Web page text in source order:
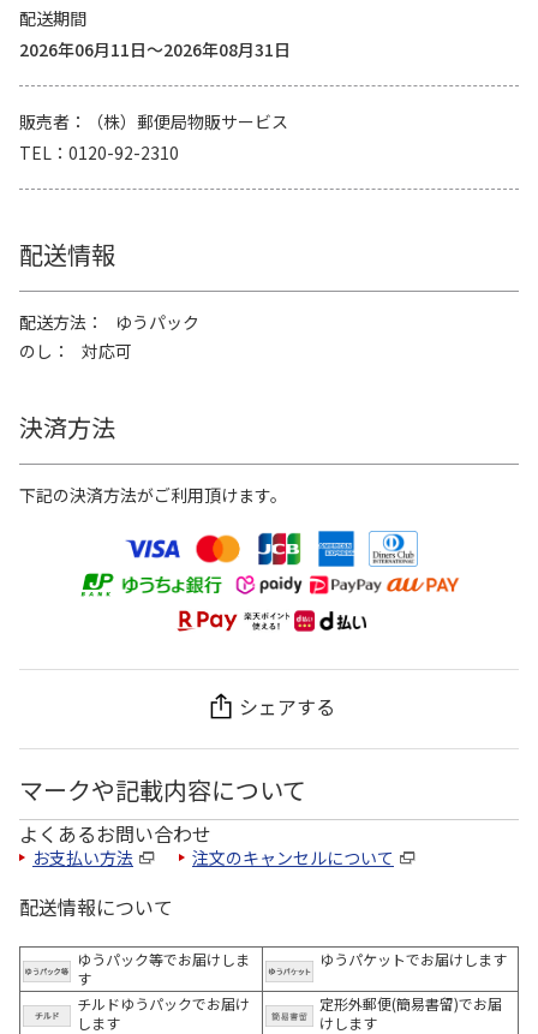
配送期間
2026年06月11日～2026年08月31日
販売者
（株）郵便局物販サービス
TEL
0120-92-2310
配送情報
配送方法
ゆうパック
のし
対応可
決済方法
下記の決済方法がご利用頂けます。
シェアする
マークや記載内容について
よくあるお問い合わせ
お支払い方法 注文のキャンセルについて
配送情報について
ゆうパック等でお届けしま
す
ゆうパケットでお届けします
チルドゆうパックでお届け
します
定形外郵便(簡易書留)でお届
けします